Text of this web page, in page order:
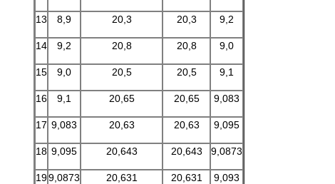
13 8,9 20,3 20,3 9,2
14 9,2 20,8 20,8 9,0
15 9,0 20,5 20,5 9,1
16 9,1 20,65 20,65 9,083
17 9,083 20,63 20,63 9,095
18 9,095 20,643 20,643 9,0873
199,0873 20,631 20,631 9,093